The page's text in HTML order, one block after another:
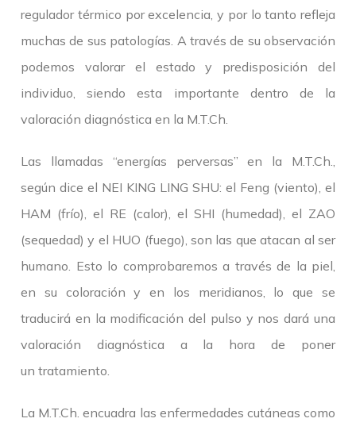
regulador térmico por excelencia, y por lo tanto refleja
muchas de sus patologías. A través de su observación
podemos valorar el estado y predisposición del
individuo, siendo esta importante dentro de la
valoración diagnóstica en la M.T.Ch.
Las llamadas “energías perversas” en la M.T.Ch.,
según dice el NEI KING LING SHU: el Feng (viento), el
HAM (frío), el RE (calor), el SHI (humedad), el ZAO
(sequedad) y el HUO (fuego), son las que atacan al ser
humano. Esto lo comprobaremos a través de la piel,
en su coloración y en los meridianos, lo que se
traducirá en la modificación del pulso y nos dará una
valoración diagnóstica a la hora de poner
un tratamiento.
La M.T.Ch. encuadra las enfermedades cutáneas como